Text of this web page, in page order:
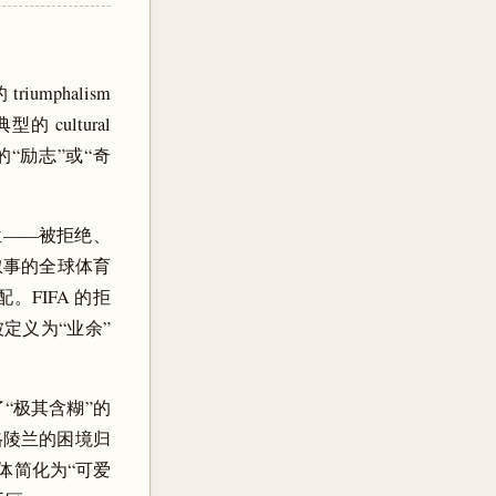
triumphalism
型的 cultural
“励志”或“奇
——被拒绝、
的全球体育
。FIFA 的拒
义为“业余”
极其含糊”的
兰的困境归
简化为“可爱